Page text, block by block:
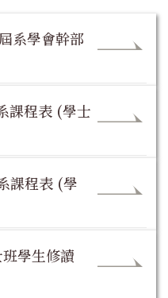
系學會幹部
課程表 (學士
課程表 (學
班學生修讀